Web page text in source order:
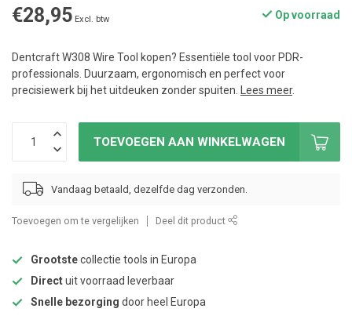
€28,95 Excl. btw Op voorraad
Dentcraft W308 Wire Tool kopen? Essentiële tool voor PDR-
professionals. Duurzaam, ergonomisch en perfect voor
precisiewerk bij het uitdeuken zonder spuiten.
Lees meer.
TOEVOEGEN AAN WINKELWAGEN
Vandaag betaald, dezelfde dag verzonden.
Toevoegen om te vergelijken Deel dit product
Grootstecollectie tools in Europa
Directuit voorraad leverbaar
Snelle bezorging door heel Europa